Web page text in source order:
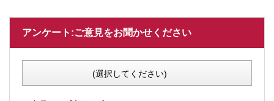
アンケート:ご意見をお聞かせください
(選択してください)